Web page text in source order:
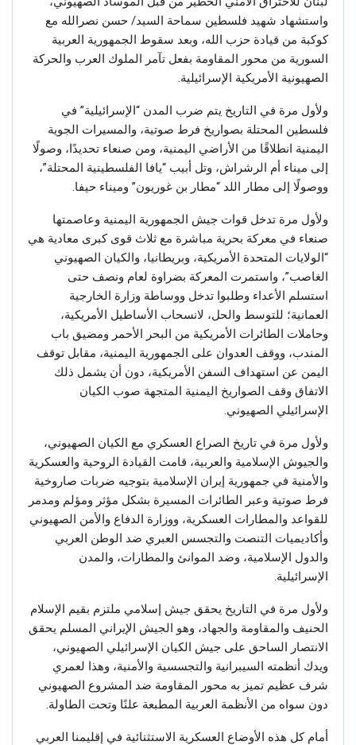
واستشهاد شهيد فلسطين سماحة السيد/ حسن نصرالله مع
كوكبة من قيادة حزب الله، وبعد سقوط الجمهورية العربية
السورية من محور المقاومة بفعل تآمر الملوك العرب والحركة
الصهيونية الأمريكية الإسرائيلية.
ولأول مرة في التاريخ يتم ضرب المدن “الإسرائيلية” في
فلسطين المحتلة بصواريخ فرط صوتية، والمسيرات الجوية
اليمنية انطلاقًا من الأراضي اليمنية، ومن صنعاء تحديدًا، وصولًا
إلى ميناء أم الرشراش، وتل أبيب “يافا الفلسطينية المحتلة”،
ووصولًا إلى مطار اللد “مطار بن غوريون” وميناء حيفا.
ولأول مرة تدخل قوات جيش الجمهورية اليمنية وعاصمتها
صنعاء في معركة بحرية مباشرة مع ثلاث قوى كبرى معادية هي
“الولايات المتحدة الأمريكية، وبريطانيا، والكيان الصهيوني
الغاصب”، واستمرت المعركة بضراوة لعام ونصف حتى
استسلم الأعداء وطلبوا تدخل ووساطة وزارة الخارجية
العمانية؛ للتوسط والحل، لانسحاب الأساطيل الأمريكية،
وحاملات الطائرات الأمريكية من البحر الأحمر ومضيق باب
المندب، ووقف العدوان على الجمهورية اليمنية، مقابل توقف
اليمن عن استهداف السفن الأمريكية، دون أن يشمل ذلك
الاتفاق وقف الصواريخ اليمنية المتجهة صوب الكيان
الإسرائيلي الصهيوني.
ولأول مرة في تاريخ الصراع العسكري مع الكيان الصهيوني،
والجيوش الإسلامية والعربية، قامت القيادة الروحية والعسكرية
والأمنية في جمهورية إيران الإسلامية بتوجيه ضربات صاروخية
فرط صوتية وعبر الطائرات المسيرة بشكل مؤثر ومؤلم ومدمر
للقواعد والمطارات العسكرية، ووزارة الدفاع والأمن الصهيوني
وأكاديميات التنصت والتجسس العبري ضد الوطن العربي
والدول الإسلامية، وضد الموانئ والمطارات، والمدن
الإسرائيلية.
ولأول مرة في التاريخ يحقق جيش إسلامي ملتزم بقيم الإسلام
الحنيف والمقاومة والجهاد، وهو الجيش الإيراني المسلم يحقق
الانتصار الساحق على جيش الكيان الإسرائيلي الصهيوني،
ويدك أنظمته السيبرانية والتجسسية والأمنية، وهذا لعمري
شرف عظيم تميز به محور المقاومة ضد المشروع الصهيوني
دون سواه من الأنظمة العربية المطبعة علنًا وتحت الطاولة.
أمام كل هذه الأوضاع العسكرية الاستثنائية في إقليمنا العربي